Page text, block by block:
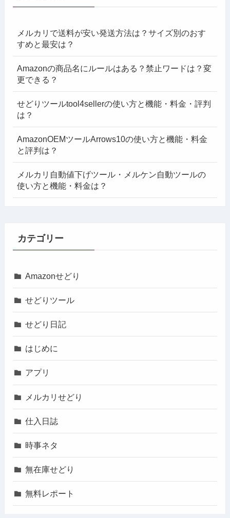
メルカリで送料が安い発送方法は？サイズ別のおす
すめと最安は？
Amazonの商品名にルールはある？禁止ワードは？変
更できる？
せどりツールtool4sellerの使い方と機能・料金・評判
は？
AmazonOEMツールArrows10の使い方と機能・料金
と評判は？
メルカリ自動値下げツール・メルケン自動ツールの
使い方と機能・料金は？
カテゴリー
Amazonせどり
せどりツール
せどり日記
はじめに
アプリ
メルカリせどり
仕入日誌
時事ネタ
無在庫せどり
無料レポート